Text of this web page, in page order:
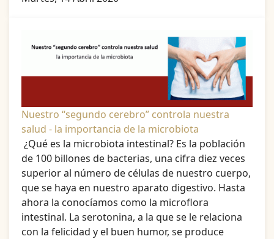
Nuestro “segundo cerebro” controla nuestra
salud - la importancia de la microbiota
¿Qué es la microbiota intestinal? Es la población
de 100 billones de bacterias, una cifra diez veces
superior al número de células de nuestro cuerpo,
que se haya en nuestro aparato digestivo. Hasta
ahora la conocíamos como la microflora
intestinal. La serotonina, a la que se le relaciona
con la felicidad y el buen humor, se produce